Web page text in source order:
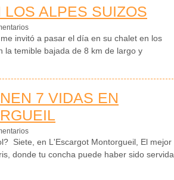
ALPES SUIZOS
invitó a pasar el día en su chalet en los
la temible bajada de 8 km de largo y
7 VIDAS EN
Siete, en L'Escargot Montorgueil, El mejor
donde tu concha puede haber sido servida